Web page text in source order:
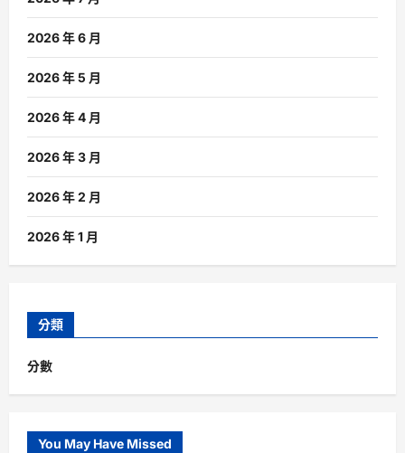
2026 年 6 月
2026 年 5 月
2026 年 4 月
2026 年 3 月
2026 年 2 月
2026 年 1 月
分類
分數
You May Have Missed